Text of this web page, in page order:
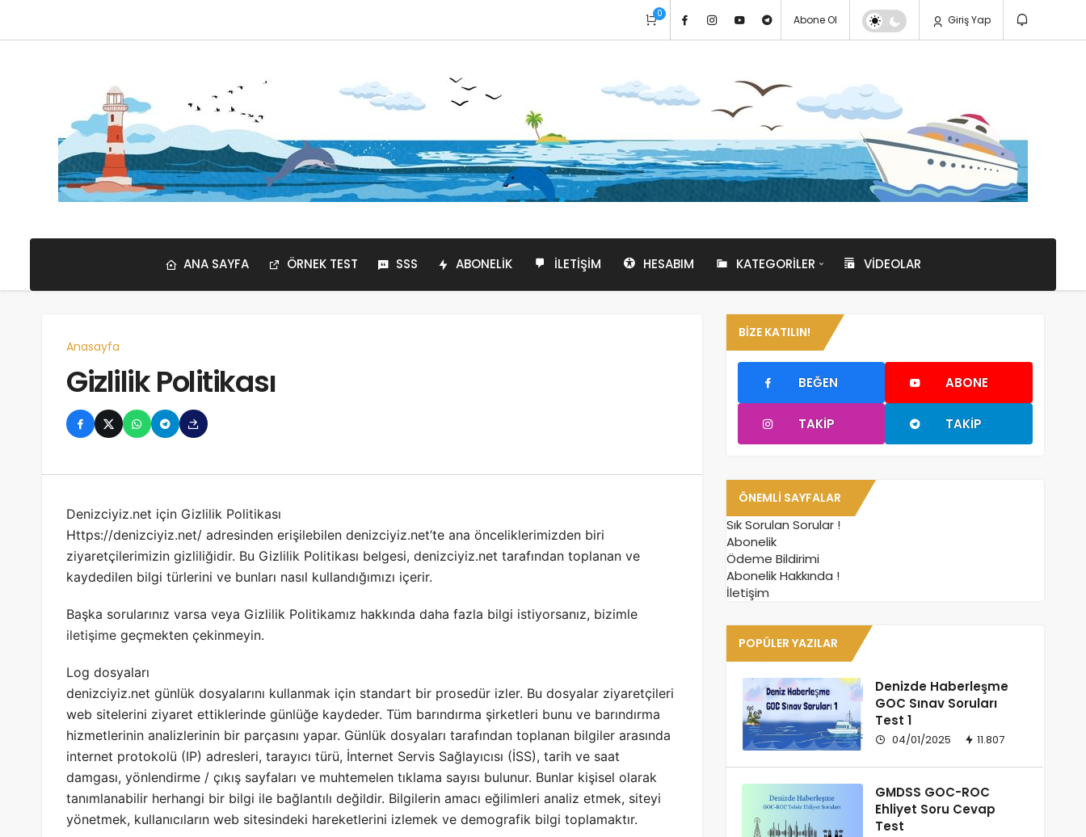
0 Abone Ol Giriş Yap
ANA SAYFA ÖRNEK TEST SSS ABONELIK İLETIŞIM HESABIM KATEGORILER VIDEOLAR
Anasayfa
Gizlilik Politikası
Denizciyiz.net için Gizlilik Politikası
Https://denizciyiz.net/ adresinden erişilebilen denizciyiz.net’te ana önceliklerimizden biri
ziyaretçilerimizin gizliliğidir. Bu Gizlilik Politikası belgesi, denizciyiz.net tarafından toplanan ve
kaydedilen bilgi türlerini ve bunları nasıl kullandığımızı içerir.
Başka sorularınız varsa veya Gizlilik Politikamız hakkında daha fazla bilgi istiyorsanız, bizimle
iletişime geçmekten çekinmeyin.
Log dosyaları
denizciyiz.net günlük dosyalarını kullanmak için standart bir prosedür izler. Bu dosyalar ziyaretçileri
web sitelerini ziyaret ettiklerinde günlüğe kaydeder. Tüm barındırma şirketleri bunu ve barındırma
hizmetlerinin analizlerinin bir parçasını yapar. Günlük dosyaları tarafından toplanan bilgiler arasında
internet protokolü (IP) adresleri, tarayıcı türü, İnternet Servis Sağlayıcısı (İSS), tarih ve saat
damgası, yönlendirme / çıkış sayfaları ve muhtemelen tıklama sayısı bulunur. Bunlar kişisel olarak
tanımlanabilir herhangi bir bilgi ile bağlantılı değildir. Bilgilerin amacı eğilimleri analiz etmek, siteyi
yönetmek, kullanıcıların web sitesindeki hareketlerini izlemek ve demografik bilgi toplamaktır.
BIZE KATILIN!
BEĞEN ABONE
TAKIP TAKIP
ÖNEMLI SAYFALAR
Sık Sorulan Sorular !
Abonelik
Ödeme Bildirimi
Abonelik Hakkında !
İletişim
POPÜLER YAZILAR
Denizde Haberleşme
GOC Sınav Soruları
Test 1
04/01/2025 11.807
GMDSS GOC-ROC
Ehliyet Soru Cevap
Test